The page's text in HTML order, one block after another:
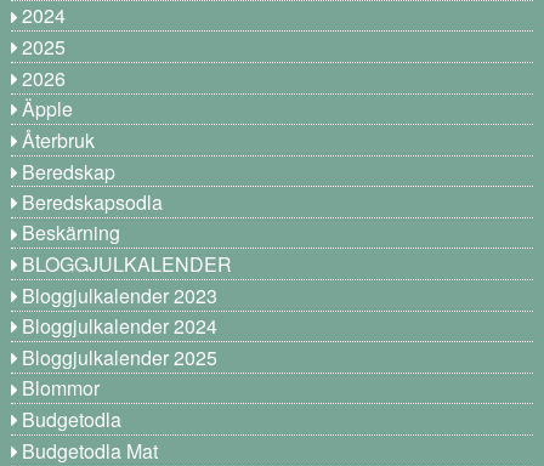
2024
2025
2026
Äpple
Återbruk
Beredskap
Beredskapsodla
Beskärning
BLOGGJULKALENDER
Bloggjulkalender 2023
Bloggjulkalender 2024
Bloggjulkalender 2025
Blommor
Budgetodla
Budgetodla Mat